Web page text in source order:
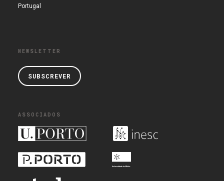
Portugal
NEWSLETTER
SUBSCREVER
ASSOCIADOS